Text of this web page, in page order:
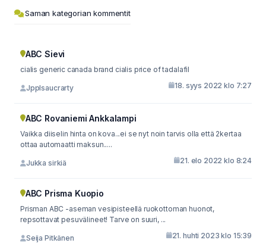
Saman kategorian kommentit
ABC Sievi
cialis generic canada brand cialis price of tadalafil
Jpplsaucrarty 18. syys 2022 klo 7:27
ABC Rovaniemi Ankkalampi
Vaikka diiselin hinta on kova...ei se nyt noin tarvis olla että 2kertaa
ottaa automaatti maksun.....
Jukka sirkiä 21. elo 2022 klo 8:24
ABC Prisma Kuopio
Prisman ABC -aseman vesipisteellä ruokottoman huonot,
repsottavat pesuvälineet! Tarve on suuri, ...
Seija Pitkänen 21. huhti 2023 klo 15:39